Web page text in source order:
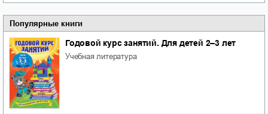
Популярные книги
Годовой курс занятий. Для детей 2–3 лет
учебная литература